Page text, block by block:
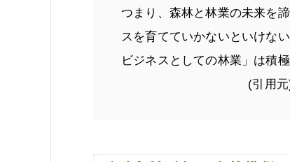
つまり、森林と林業の未来を
スを育てていかないといけな
ビジネスとしての林業」は積
(引用